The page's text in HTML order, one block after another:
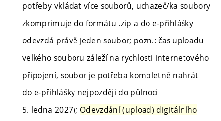
potřeby vkládat více souborů, uchazeč/ka soubory
zkomprimuje do formátu .zip a do e-přihlášky
odevzdá právě jeden soubor; pozn.: čas uploadu
velkého souboru záleží na rychlosti internetového
připojení, soubor je potřeba kompletně nahrát
do e-přihlášky nejpozději do půlnoci
5. ledna 2027); Odevzdání (upload) digitálního